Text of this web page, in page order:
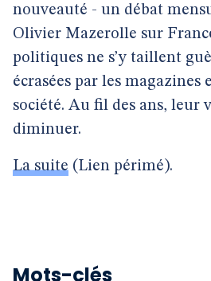
nouveauté - un débat
Olivier Mazerolle sur
politiques ne s’y taillent
écrasées par les magazines
société. Au fil des ans, leur
diminuer.
La suite (Lien périmé).
Mots-clés